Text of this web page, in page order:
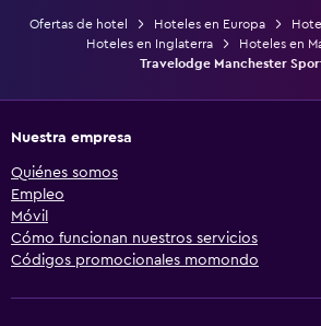
Ofertas de hotel Hoteles en Europa
Hoteles en Inglaterra
Hoteles en
Travelodge Manchester
Nuestra empresa
Quiénes somos
Empleo
Móvil
Cómo funcionan nuestros servicios
Códigos promocionales momondo